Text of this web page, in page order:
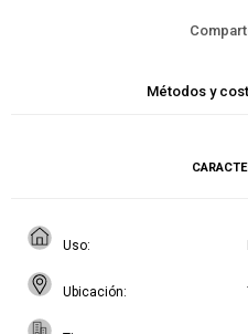
Métodos y
Uso
Ubicación